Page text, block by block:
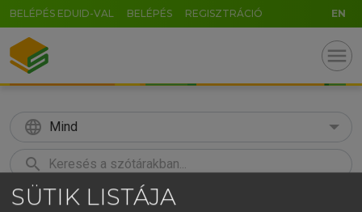
BELÉPÉS EDUID-VAL BELÉPÉS REGISZTRÁCIÓ EN
menu
language Mind
search
KERESÉS
SÜTIK LISTÁJA
GR